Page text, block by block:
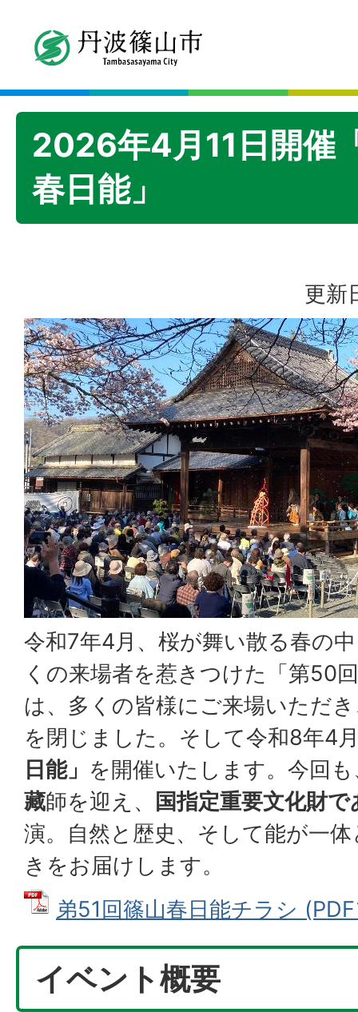
2026年4月11日開催
春日能」
更新
令和7年4月、桜が舞い散る春の
くの来場者を惹きつけた「第50
は、多くの皆様にご来場いただ
を閉じました。そして令和8年4
日能」 を開催いたします。今回も
藏師を迎え、
国指定重要文化財
演。自然と歴史、そして能が一
きをお届けします。
弟51回篠山春日能チラシ
イベント概要